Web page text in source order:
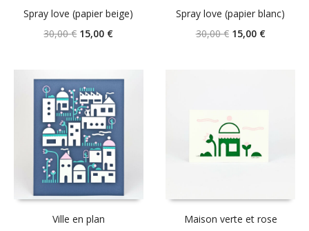
Spray love (papier beige)
30,00€ Le
30,00 €.
15,00 €Le
Spray love (papier blanc)
30,00€ Le
15,00 €Le
Ville en plan
Maison verte et rose